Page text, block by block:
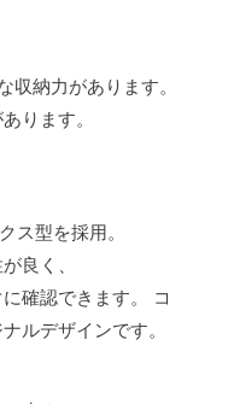
収納力があります。
ります。
クス型を採用。
良く、
確認できます。 コ
ルデザインです。